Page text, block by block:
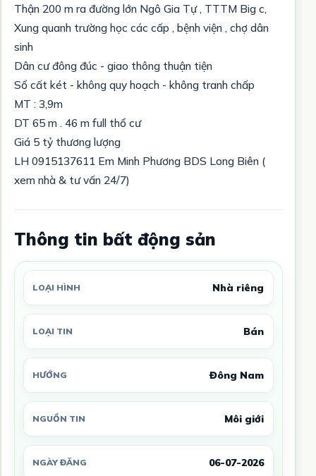
Thận 200 m ra đường lớn Ngô Gia Tự , TTTM Big c,
Xung quanh trường học các cấp , bệnh viện , chợ dân
sinh
Dân cư đông đúc - giao thông thuận tiện
Sổ cất két - không quy hoạch - không tranh chấp
MT : 3,9m
DT 65 m . 46 m full thổ cư
Giá 5 tỷ thương lượng
LH 0915137611 Em Minh Phương BDS Long Biên (
xem nhà & tư vấn 24/7)
Thông tin bất động sản
LOẠI HÌNH Nhà riêng
LOẠI TIN Bán
HƯỚNG Đông Nam
NGUỒN TIN Môi giới
NGÀY ĐĂNG 06-07-2026